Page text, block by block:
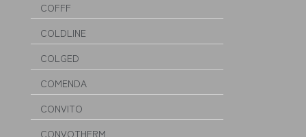
COFFF
COLDLINE
COLGED
COMENDA
CONVITO
CONVOTHERM